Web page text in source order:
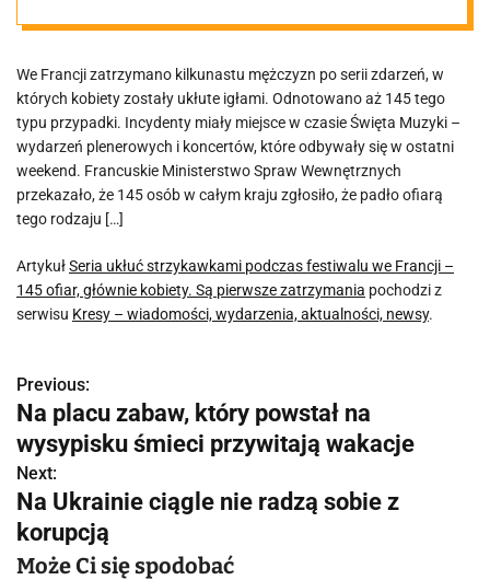
Francji – 145
ofiar, głównie
kobiety. Są
pierwsze
zatrzymania
We Francji zatrzymano kilkunastu mężczyzn po serii zdarzeń, w
których kobiety zostały ukłute igłami. Odnotowano aż 145 tego
typu przypadki. Incydenty miały miejsce w czasie Święta Muzyki –
wydarzeń plenerowych i koncertów, które odbywały się w ostatni
weekend. Francuskie Ministerstwo Spraw Wewnętrznych
przekazało, że 145 osób w całym kraju zgłosiło, że padło ofiarą
tego rodzaju […]
ArtykułSeria ukłuć strzykawkami podczas festiwalu we Francji –
145 ofiar, głównie kobiety. Są pierwsze zatrzymania pochodzi z
serwisu Kresy – wiadomości, wydarzenia, aktualności, newsy.
N
a
w
i
g
Previous:
Na placu zabaw, który powstał na
wysypisku śmieci przywitają wakacje
Next:
Na Ukrainie ciągle nie radzą sobie z
korupcją
Może Ci się spodobać